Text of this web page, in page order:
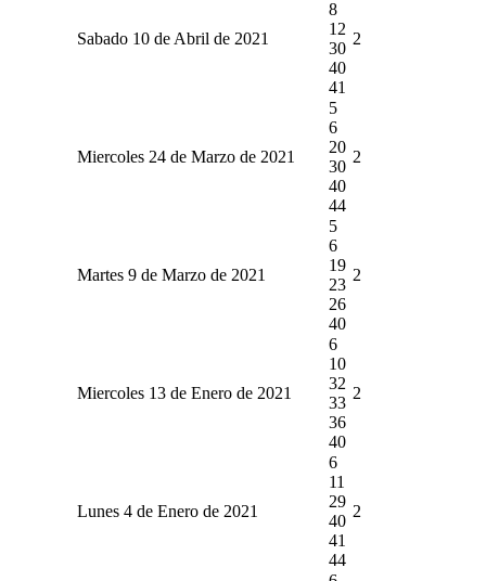
Sabado 10 de Abril de 2021
8
12
30
40
41
2
Miercoles 24 de Marzo de 2021
5
6
20
30
40
44
2
Martes 9 de Marzo de 2021
5
6
19
23
26
40
2
Miercoles 13 de Enero de 2021
6
10
32
33
36
40
2
Lunes 4 de Enero de 2021
6
11
29
40
41
44
2